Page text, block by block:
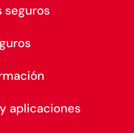
seguros
aplicaciones